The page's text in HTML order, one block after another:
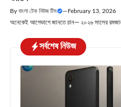
By বাংলা টেক নিউজ টিম —February 13, 2026
অনেকেই আগেভাগে জানতে চান— ২০২৬ সালের
সর্বশেষ নিউজ